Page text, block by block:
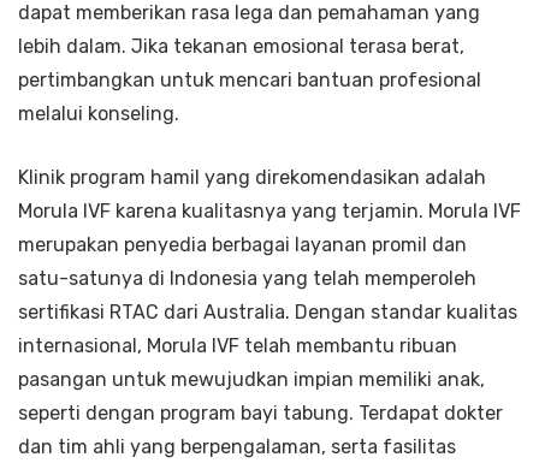
dapat memberikan rasa lega dan pemahaman yang
lebih dalam. Jika tekanan emosional terasa berat,
pertimbangkan untuk mencari bantuan profesional
melalui konseling.
Klinik program hamil yang direkomendasikan adalah
Morula IVF karena kualitasnya yang terjamin. Morula IVF
merupakan penyedia berbagai layanan promil dan
satu-satunya di Indonesia yang telah memperoleh
sertifikasi RTAC dari Australia. Dengan standar kualitas
internasional, Morula IVF telah membantu ribuan
pasangan untuk mewujudkan impian memiliki anak,
seperti dengan program bayi tabung. Terdapat dokter
dan tim ahli yang berpengalaman, serta fasilitas